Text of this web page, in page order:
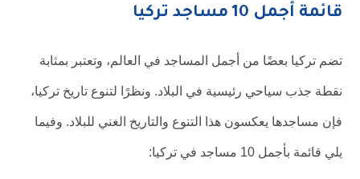
قائمة أجمل 10 مساجد تركيا
تضم تركيا بعضًا من أجمل المساجد في العالم، وتعتبر بمثابة
نقطة جذب سياحي رئيسية في البلاد. ونظرًا لتنوع تاريخ تركيا،
فإن مساجدها يعكسون هذا التنوع والتاريخ الغني للبلاد. وفيما
يلي قائمة بأجمل 10 مساجد في تركيا: